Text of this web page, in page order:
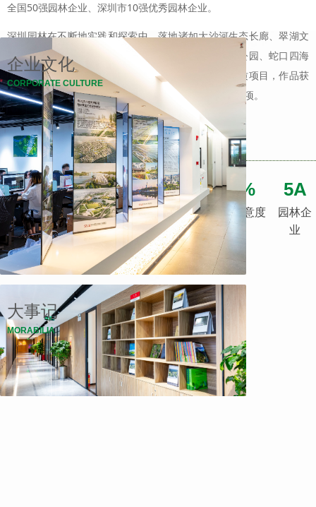
全国50强园林企业、深圳市10强优秀园林企业。
深圳园林在不断地实践和探索中，落地诸如大沙河生态长廊、翠湖文
体公园、红岗公园、大鹏葵涌河景观长廊、西丽生态公园、蛇口四海
公园、西湾红树林湿地公园、海南水月公园等千余优质项目，作品获
得客户及客户的认可，并多次荣获国家、省、市各级奖项。
40+
创立公
司
ISO9001
管理体系认证
54+
专利资质
98%
客户满意度
5A
园林企
业
企业文化
CORPORATE CULTURE
大事记
MORABILIA